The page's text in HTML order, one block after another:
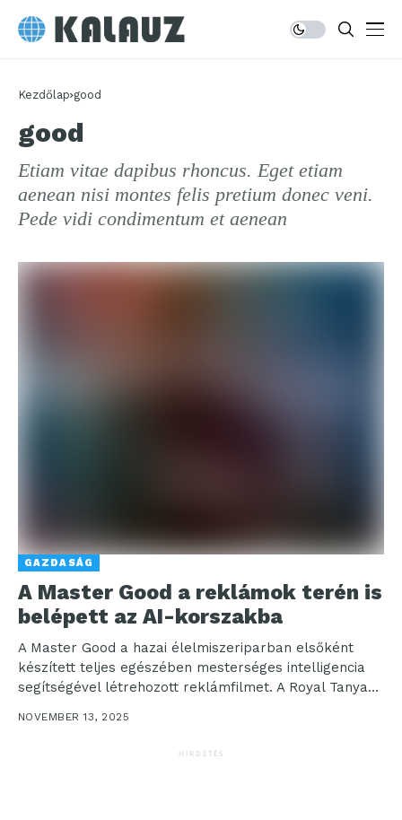
Kezdőlap good
good
Etiam vitae dapibus rhoncus. Eget etiam
aenean nisi montes felis pretium donec veni.
Pede vidi condimentum et aenean
GAZDASÁG
A Master Good a reklámok terén is
belépett az AI-korszakba
A Master Good a hazai élelmiszeriparban elsőként
készített teljes egészében mesterséges intelligencia
segítségével létrehozott reklámfilmet. A Royal Tanyasi
látványában...
NOVEMBER 13, 2025
HIRDETÉS